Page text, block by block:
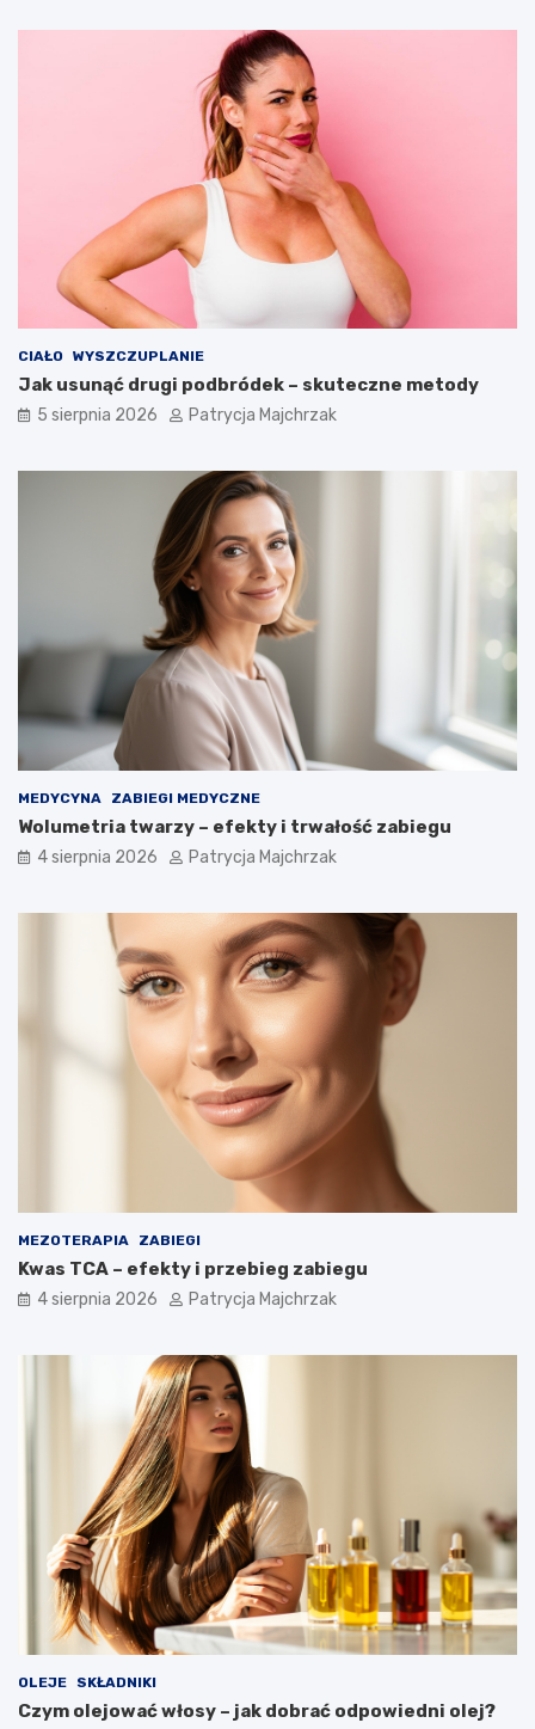
CIAŁO WYSZCZUPLANIE
Jak usunąć drugi podbródek – skuteczne metody
5 sierpnia 2026 Patrycja Majchrzak
MEDYCYNA ZABIEGI MEDYCZNE
Wolumetria twarzy – efekty i trwałość zabiegu
4 sierpnia 2026 Patrycja Majchrzak
MEZOTERAPIA ZABIEGI
Kwas TCA – efekty i przebieg zabiegu
4 sierpnia 2026 Patrycja Majchrzak
OLEJE SKŁADNIKI
Czym olejować włosy – jak dobrać odpowiedni olej?